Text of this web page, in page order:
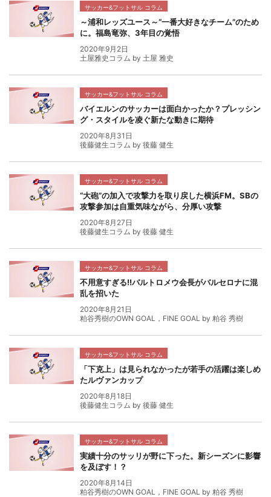
サッカー&フットサル コラム
～浦和レッズユース～“一番大好きなチーム”のため
に。福島竜弥、3年目の覚悟
2020年9月2日
土屋雅史コラム by 土屋 雅史
サッカー&フットサル コラム
バイエルンのサッカーは面白かったか？プレッシン
グ・スタイルを凌ぐ新たな動きに期待
2020年8月31日
後藤健生コラム by 後藤 健生
サッカー&フットサル コラム
“大砲”の加入で攻撃力を取り戻した横浜FM。SBの
攻撃参加は自重気味ながら、分厚い攻撃
2020年8月27日
後藤健生コラム by 後藤 健生
サッカー&フットサル コラム
不用意すぎる!!バルトロメウ会長がバルセロナに混
乱を招いた
2020年8月21日
粕谷秀樹のOWN GOAL，FINE GOAL by 粕谷 秀樹
サッカー&フットサル コラム
「下克上」は見られなかったが若手の活躍は楽しめ
たルヴァンカップ
2020年8月18日
後藤健生コラム by 後藤 健生
サッカー&フットサル コラム
実績十分のサッリが野に下った。新シーズンに影響
を及ぼす！？
2020年8月14日
粕谷秀樹のOWN GOAL，FINE GOAL by 粕谷 秀樹